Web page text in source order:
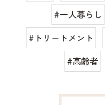
#一人暮らし
#トリートメント
#高齢者